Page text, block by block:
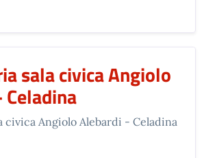
sala civica Angiolo
civica Angiolo Alebardi - Celadina
SALA CIVICA ANGIOLO